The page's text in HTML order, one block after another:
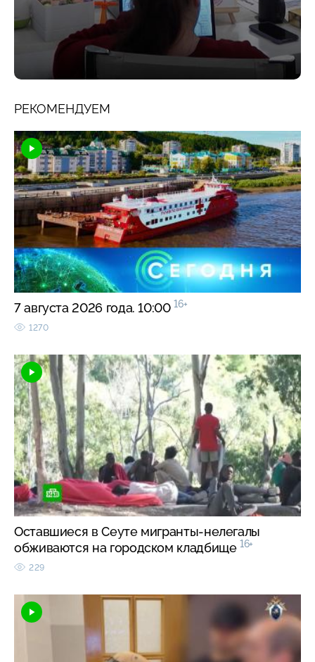
РЕКОМЕНДУЕМ
7 августа 2026 года. 10:00 16+
1270
Оставшиеся в Сеуте мигранты-нелегалы
обживаются на городском кладбище 16+
229